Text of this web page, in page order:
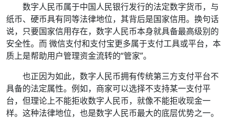
数字人民币属于中国人民银行发行的法定数字货币，与
纸币、硬币具有同等法律地位，其背后是国家信用。换句话
说，只要国家信用存在，数字人民币本身就具备最高级别的
安全性。而 微信支付和支付宝更多属于支付工具或平台，本
质上是帮助用户管理资金流转的“管家”。
也正因为如此，数字人民币拥有传统第三方支付平台不
具备的法定属性。例如，商家可以选择不支持某一支付平
台，但理论上不能拒收数字人民币，就像不能拒收现金一
样。这种法律地位，也是数字人民币最大的底层优势之一。